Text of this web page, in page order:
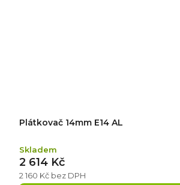
Plátkovač 14mm E14 AL
Skladem
2 160 Kč bez DPH
2 614 Kč